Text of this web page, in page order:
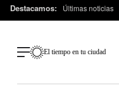
Destacamos: Últimas noticias
El tiempo en tu ciudad